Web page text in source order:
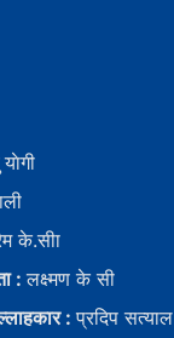
के.सीा
:लक्ष्मण के सी
:प्रदिप सत्याल